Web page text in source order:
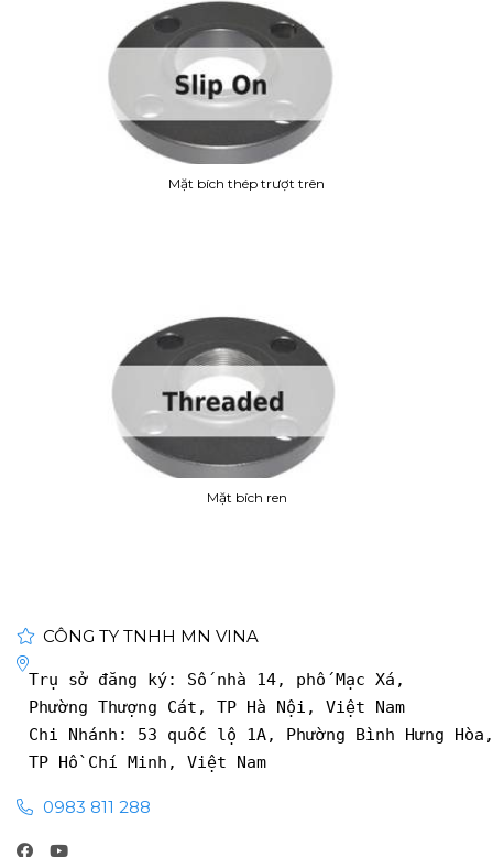
Mặt bích thép trượt trên
Mặt bích ren
CÔNG TY TNHH MN VINA
Trụ sở đăng ký: Số nhà 14, phố Mạc Xá,
Phường Thượng Cát, TP Hà Nội, Việt Nam
Chi Nhánh: 53 quốc lộ 1A, Phường Bình Hưng
TP Hồ Chí Minh, Việt Nam
0983 811 288